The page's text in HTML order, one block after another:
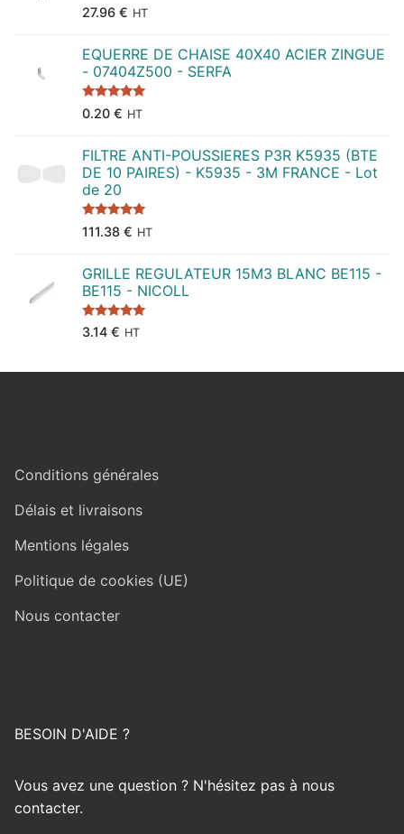
Note5.00
sur 5
27.96 € HT
EQUERRE DE CHAISE 40X40 ACIER ZINGUE
- 07404Z500 - SERFA
Note 5.00
sur 5
0.20 € HT
FILTRE ANTI-POUSSIERES P3R K5935 (BTE
DE 10 PAIRES) - K5935 - 3M FRANCE - Lot
de 20
Note5.00
sur 5
111.38 € HT
GRILLE REGULATEUR 15M3 BLANC BE115 -
BE115 - NICOLL
Note 5.00
sur 5
3.14 € HT
Conditions générales
Délais et livraisons
Mentions légales
Politique de cookies (UE)
Nous contacter
BESOIN D'AIDE ?
Vous avez une question ? N'hésitez pas à nous
contacter.